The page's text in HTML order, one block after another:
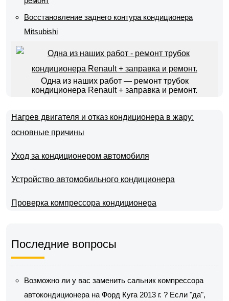
Восстановление заднего контура кондиционера
Mitsubishi
Одна из наших работ — ремонт трубок
кондиционера Renault + заправка и ремонт.
Нагрев двигателя и отказ кондиционера в жару:
основные причины
Уход за кондиционером автомобиля
Устройство автомобильного кондиционера
Проверка компрессора кондиционера
Последние вопросы
Возможно ли у вас заменить сальник компрессора
автокондиционера на Форд Куга 2013 г. ? Если "да",